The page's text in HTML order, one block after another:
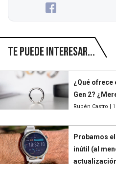
Te puede interesar...
¿Qué ofrece
Gen 2?
Rubén Castro |
Probamos
inútil (al